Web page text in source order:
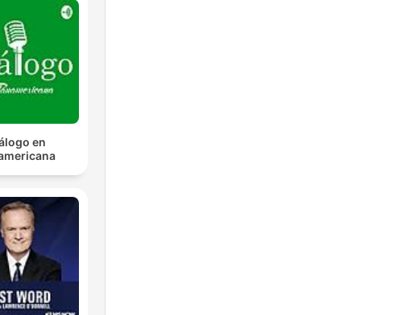
en